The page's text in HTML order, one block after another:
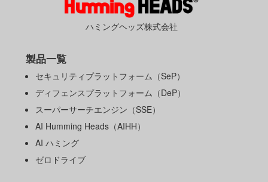
ハミングヘッズ株式会社
製品一覧
セキュリティプラットフォーム（SeP）
ディフェンスプラットフォーム（DeP）
スーパーサーチエンジン（SSE）
AI Humming Heads（AIHH）
AI ハミング
ゼロドライブ